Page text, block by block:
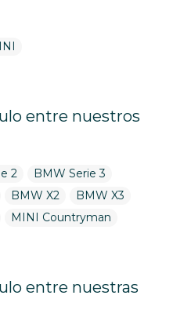
entre nuestros
2
BMW Serie 3
BMW X2
BMW X3
MINI Countryman
entre nuestras